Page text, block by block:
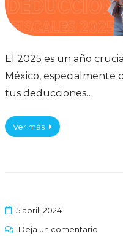
El 2025 es un año
México, especialmente
tus deducciones…
Ver más
5 abril, 2024
Deja un comentario